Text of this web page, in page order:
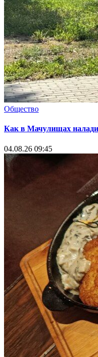
Общество
Как в Мачулищах
04.08.26 09:45